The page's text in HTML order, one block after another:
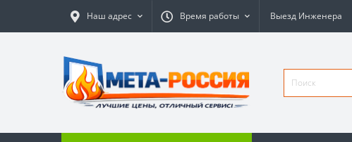
Наш адрес Время работы Выезд Инженера